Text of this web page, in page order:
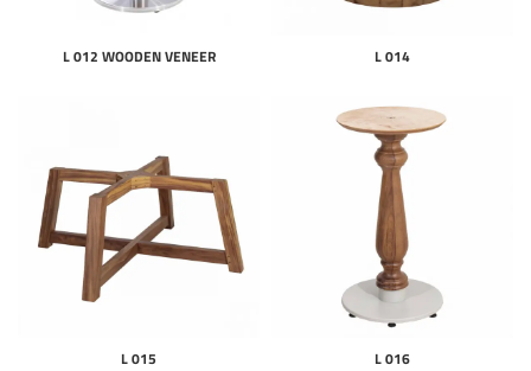
L 012 WOODEN VENEER L 014
L 015 L 016